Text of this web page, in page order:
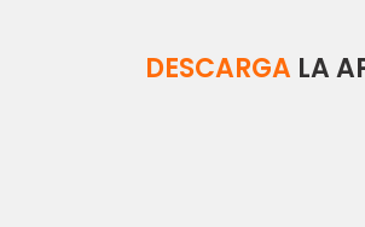
DESCARGA LA